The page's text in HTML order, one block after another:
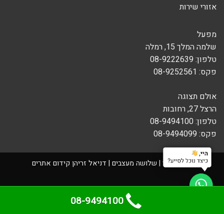
אזורי שירות
מפעל
שלמה המלך 15, רמלה
טלפון: 08-9222639
פקס: 08-9252561
אולם תצוגה
הרצל 27, רחובות
טלפון: 08-9494100
פקס: 08-9494099
בניית אתר | שלושה מעצבים | דניאל זריהן קידום אתרים
08-9494100